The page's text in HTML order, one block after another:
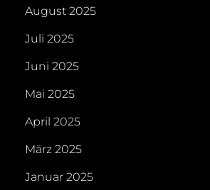
August 2025
Juli 2025
Juni 2025
Mai 2025
April 2025
März 2025
Januar 2025